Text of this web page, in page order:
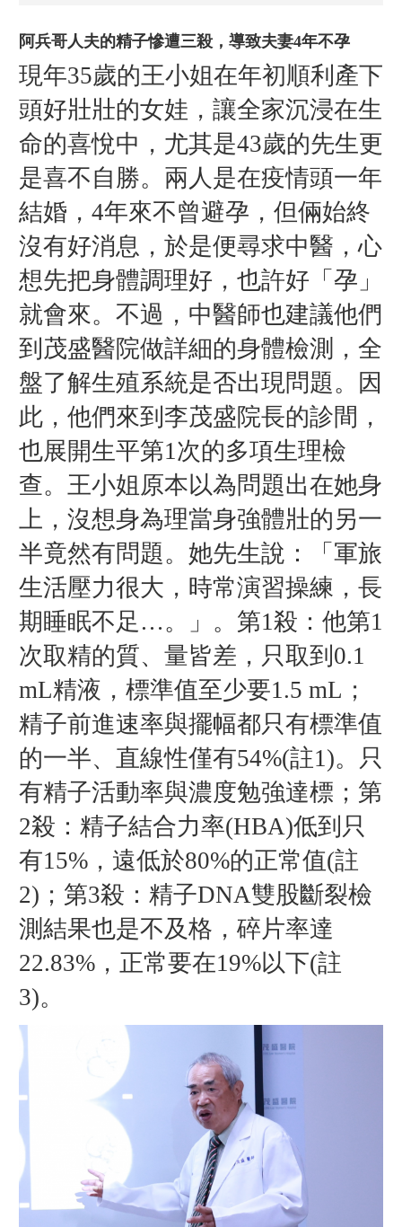
阿兵哥人夫的精子慘遭三殺，導致夫妻4年不孕
現年35歲的王小姐在年初順利產下
頭好壯壯的女娃，讓全家沉浸在生
命的喜悅中，尤其是43歲的先生更
是喜不自勝。兩人是在疫情頭一年
結婚，4年來不曾避孕，但倆始終
沒有好消息，於是便尋求中醫，心
想先把身體調理好，也許好「孕」
就會來。不過，中醫師也建議他們
到茂盛醫院做詳細的身體檢測，全
盤了解生殖系統是否出現問題。因
此，他們來到李茂盛院長的診間，
也展開生平第1次的多項生理檢
查。王小姐原本以為問題出在她身
上，沒想身為理當身強體壯的另一
半竟然有問題。她先生說：「軍旅
生活壓力很大，時常演習操練，長
期睡眠不足…。」。第1殺：他第1
次取精的質、量皆差，只取到0.1
mL精液，標準值至少要1.5 mL；
精子前進速率與擺幅都只有標準值
的一半、直線性僅有54%(註1)。只
有精子活動率與濃度勉強達標；第
2殺：精子結合力率(HBA)低到只
有15%，遠低於80%的正常值(註
2)；第3殺：精子DNA雙股斷裂檢
測結果也是不及格，碎片率達
22.83%，正常要在19%以下(註
3)。